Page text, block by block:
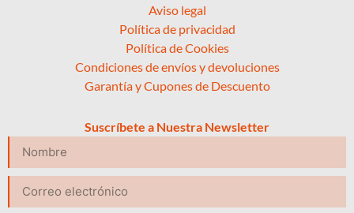
Aviso legal
Política de privacidad
Política de Cookies
Condiciones de envíos y devoluciones
Garantía y Cupones de Descuento
Suscríbete a Nuestra Newsletter